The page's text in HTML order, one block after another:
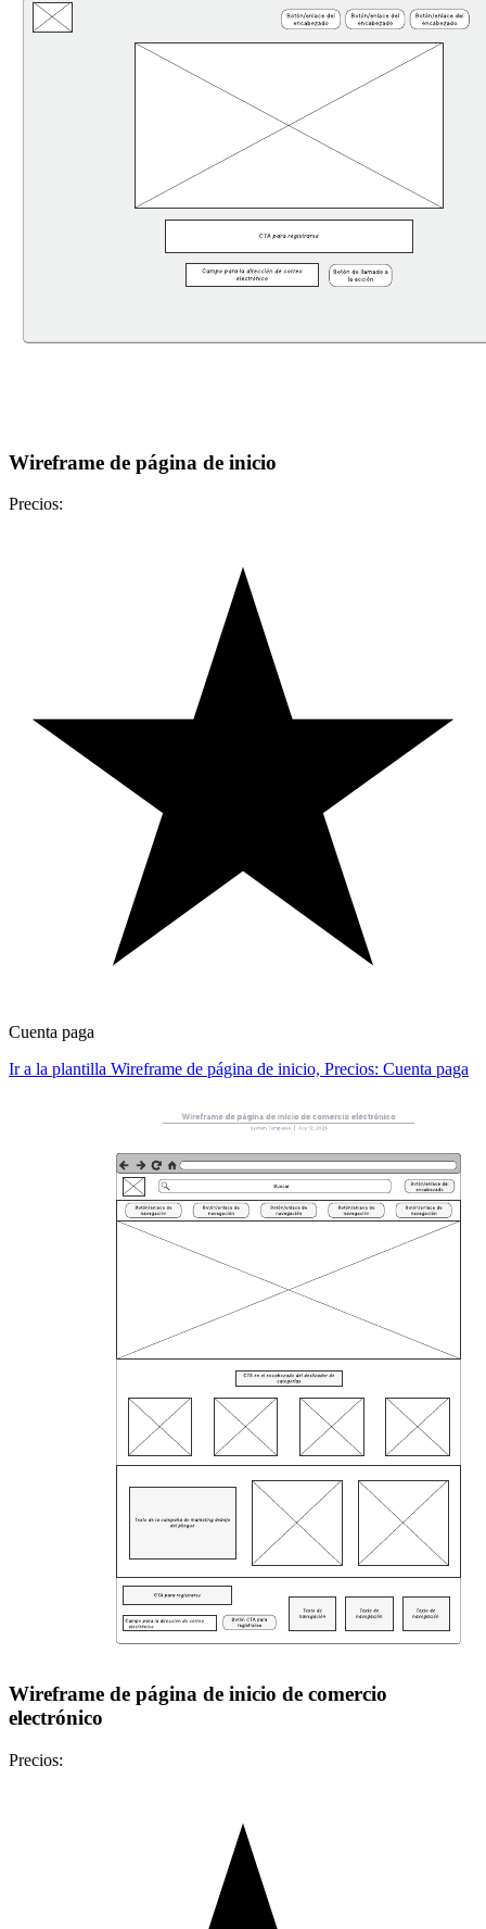
Wireframe de página de inicio
Precios:
Cuenta paga
Ir a la plantilla Wireframe de página de inicio, Precios: Cuenta paga
Wireframe de página de inicio de comercio
electrónico
Precios: